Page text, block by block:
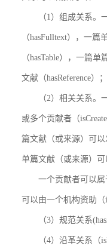
（1）组成关系
（hasFulltext），一
（hasTable），一篇
文献（hasReference）；
（2）相关关系
或多个贡献者（
篇文献（或来源）可
单篇文献（或来源）可
一个贡献者可以
可以由一个机构资助（
（3）规范关系
（4）沿革关系